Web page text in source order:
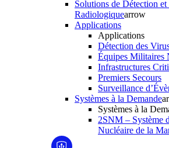
Solutions de Détection
Radiologiquearrow
Applications
Applications
Détection des
Équipes Militaires
Infrastructures
Premiers Secours
Surveillance
Systèmes à la Demande
Systèmes à la
2SNM – Système
Nucléaire de la